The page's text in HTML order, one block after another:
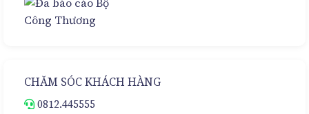
CHĂM SÓC KHÁCH HÀNG
0812.445555